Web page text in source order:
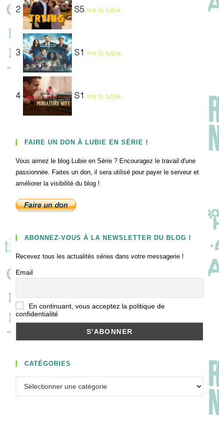
2 S5 lire la lubie
3 S1 lire la lubie
4 S1 lire la lubie
FAIRE UN DON À LUBIE EN SÉRIE !
Vous aimez le blog Lubie en Série ? Encouragez le travail d'une
passionnée. Faites un don, il sera utilisé pour payer le serveur et
améliorer la visibilité du blog !
ABONNEZ-VOUS À LA NEWSLETTER DU BLOG !
Recevez tous les actualités séries dans votre messagerie !
Email
En continuant, vous acceptez la politique de
confidentialité
CATÉGORIES